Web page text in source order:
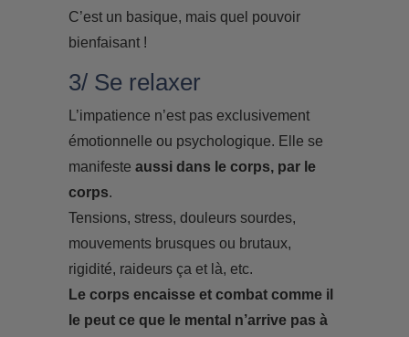
C’est un basique, mais quel pouvoir
bienfaisant !
3/ Se relaxer
L’impatience n’est pas exclusivement
émotionnelle ou psychologique. Elle se
manifeste aussi dans le corps, par le
corps.
Tensions, stress, douleurs sourdes,
mouvements brusques ou brutaux,
rigidité, raideurs ça et là, etc.
Le corps encaisse et combat comme il
le peut ce que le mental n’arrive pas à